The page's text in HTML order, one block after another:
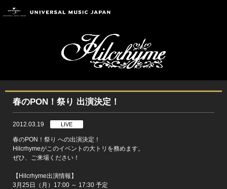
春のPON！祭り 出演決定！
2012.03.19 LIVE
春のPON！祭り への出演決定！
Hilcrhymeがこのイベントの大トリを務めます。
ぜひ、ご来場ください！
【Hilcrhyme出演情報】
3月25日（月）17:00 ～ 17:30 予定